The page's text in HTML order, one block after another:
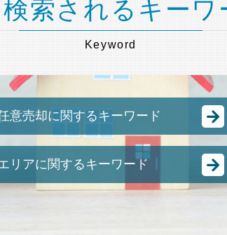
索されるキーワ
Keyword
意売却に関するキーワード
任意売却 費用
任意売却 流れ
リアに関するキーワード